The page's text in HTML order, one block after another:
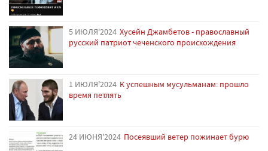
5 ИЮЛЯ'2024 Хусейн Джамбетов - православный
русский патриот чеченского происхождения
1 ИЮЛЯ'2024 К успешным мусульманам: прошло
время петлять
24 ИЮНЯ'2024 Посеявший ветер пожинает бурю